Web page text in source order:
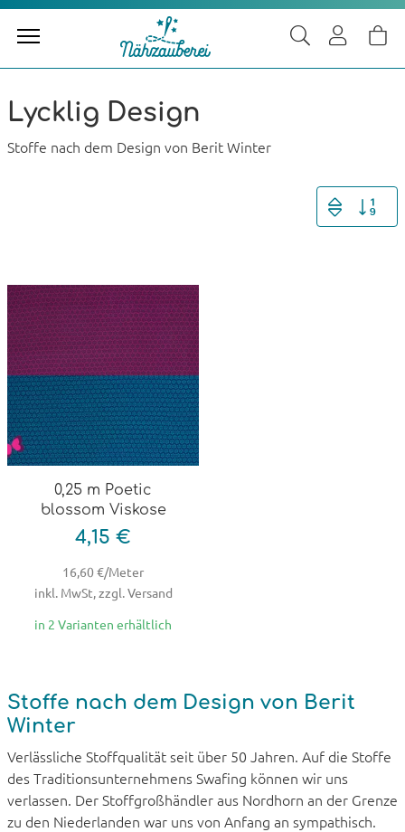
Lycklig Design
Stoffe nach dem Design von Berit Winter
0,25 m Poetic
blossom Viskose
4,15 €
16,60 €/Meter
inkl. MwSt, zzgl. Versand
in 2 Varianten erhältlich
Stoffe nach dem Design von Berit
Winter
Verlässliche Stoffqualität seit über 50 Jahren. Auf die Stoffe
des Traditionsunternehmens Swafing können wir uns
verlassen. Der Stoffgroßhändler aus Nordhorn an der Grenze
zu den Niederlanden war uns von Anfang an sympathisch.